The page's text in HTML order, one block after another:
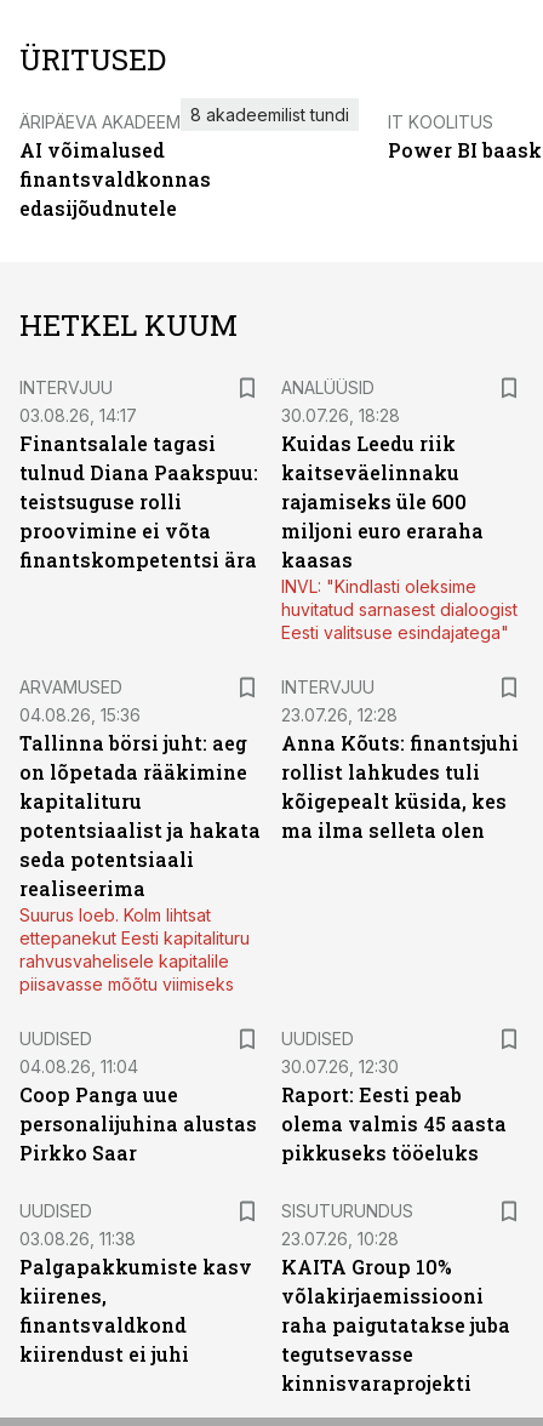
ÜRITUSED
ÄRIPÄEVA AKADEEMIA
AI võimalused
finantsvaldkonnas
edasijõudnutele
8 akadeemilist tundi IT KOOLITUS
Power BI
HETKEL KUUM
INTERVJUU
03.08.26, 14:17
Finantsalale tagasi
tulnud Diana Paakspuu:
teistsuguse rolli
proovimine ei võta
finantskompetentsi ära
ANALÜÜSID
30.07.26, 18:28
Kuidas Leedu riik
kaitseväelinnaku
rajamiseks üle 600
miljoni euro eraraha
kaasas
INVL: "Kindlasti oleksime
huvitatud sarnasest dialoogist
Eesti valitsuse esindajatega"
ARVAMUSED
04.08.26, 15:36
Tallinna börsi juht: aeg
on lõpetada rääkimine
kapitalituru
potentsiaalist ja hakata
seda potentsiaali
realiseerima
Suurus loeb. Kolm lihtsat
ettepanekut Eesti kapitalituru
rahvusvahelisele kapitalile
piisavasse mõõtu viimiseks
INTERVJUU
23.07.26, 12:28
Anna Kõuts: finantsjuhi
rollist lahkudes tuli
kõigepealt küsida, kes
ma ilma selleta olen
UUDISED
04.08.26, 11:04
Coop Panga uue
personalijuhina alustas
Pirkko Saar
UUDISED
30.07.26, 12:30
Raport: Eesti peab
olema valmis 45 aasta
pikkuseks tööeluks
UUDISED
03.08.26, 11:38
Palgapakkumiste kasv
kiirenes,
finantsvaldkond
kiirendust ei juhi
SISUTURUNDUS
23.07.26, 10:28
KAITA Group 10%
võlakirjaemissiooni
raha paigutatakse juba
tegutsevasse
kinnisvaraprojekti